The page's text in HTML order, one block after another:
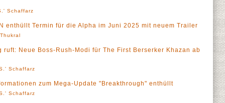
Schaffarz
enthüllt Termin für die Alpha im Juni 2025 mit neuem Trailer
Neue Boss-Rush-Modi für The First Berserker Khazan ab
Schaffarz
zum Mega-Update "Breakthrough" enthüllt
Schaffarz